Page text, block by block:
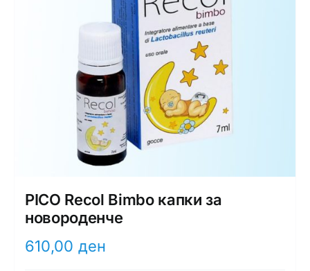
PICO Recol Bimbo капки за
новороденче
610,00 ден